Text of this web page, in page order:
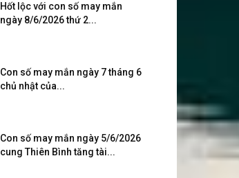
Hốt lộc với con số may mắn
ngày 8/6/2026 thứ 2...
Con số may mắn ngày 7 tháng 6
chủ nhật của...
Con số may mắn ngày 5/6/2026
cung Thiên Bình tăng tài...